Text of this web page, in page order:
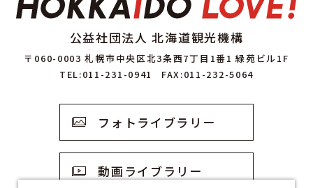
公益社団法人 北海道観光機構
〒060-0003 札幌市中央区北3条西7丁目1番1 緑苑ビル1F
TEL:011-231-0941
FAX:011-232-5064
フォトライブラリー
動画ライブラリー